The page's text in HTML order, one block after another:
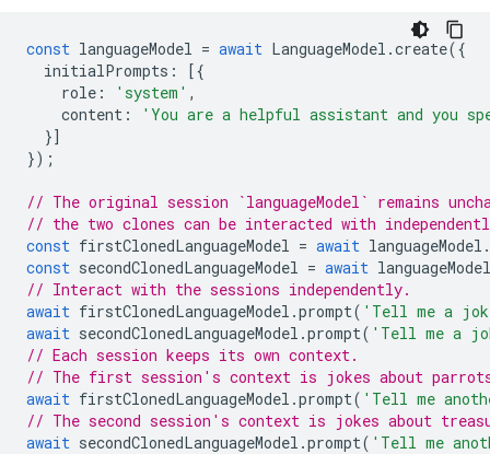
const languageModel = await LanguageModel .create({
initialPrompts :
[{
role : 'system' ,
content :
'You are a helpful assistant and you
}]
});
// The original session `languageModel` remains
// the two clones can be interacted with
const firstClonedLanguageModel = await languageModel .
const secondClonedLanguageModel = await languageModel
// Interact with the sessions independently.
await firstClonedLanguageModel .prompt( 'Tell me a
await secondClonedLanguageModel .prompt( 'Tell me a
// Each session keeps its own context.
// The first session's context is jokes about
await firstClonedLanguageModel .prompt( 'Tell me
// The second session's context is jokes about
await secondClonedLanguageModel .prompt( 'Tell me